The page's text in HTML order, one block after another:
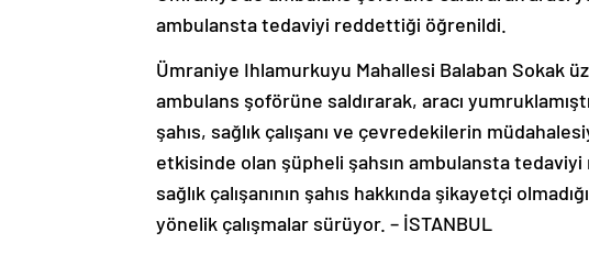
ambulansta tedaviyi reddettiği öğrenildi.
Ümraniye Ihlamurkuyu Mahallesi Balaban Sokak
ambulans şoförüne saldırarak, aracı
şahıs, sağlık çalışanı ve çevredekilerin
etkisinde olan şüpheli şahsın ambulansta
sağlık çalışanının şahıs hakkında şikayetçi
yönelik çalışmalar sürüyor. – İSTANBUL